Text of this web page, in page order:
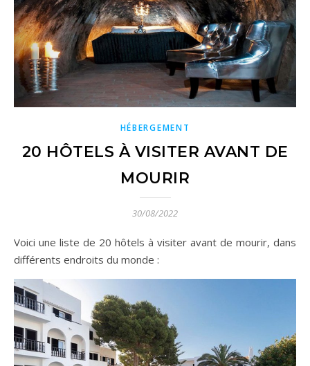
HÉBERGEMENT
20 HÔTELS À VISITER AVANT DE
MOURIR
30/08/2022
Voici une liste de 20 hôtels à visiter avant de mourir, dans
différents endroits du monde :